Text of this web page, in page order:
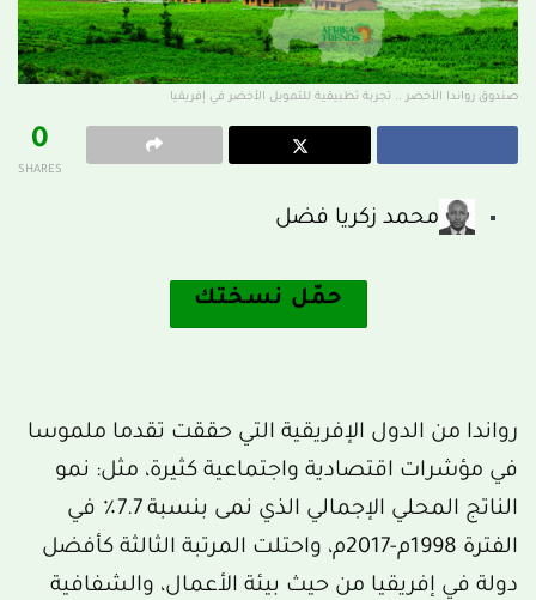
صندوق رواندا الأخضر .. تجربة تطبيقية للتمويل الأخضر في إفريقيا
0
SHARES
محمد زكريا فضل
حمّل نسختك
رواندا من الدول الإفريقية التي حققت تقدما ملموسا
في مؤشرات اقتصادية واجتماعية كثيرة، مثل: نمو
الناتج المحلي الإجمالي الذي نمى بنسبة 7.7٪ في
الفترة 1998م-2017م، واحتلت المرتبة الثالثة كأفضل
دولة في إفريقيا من حيث بيئة الأعمال، والشفافية